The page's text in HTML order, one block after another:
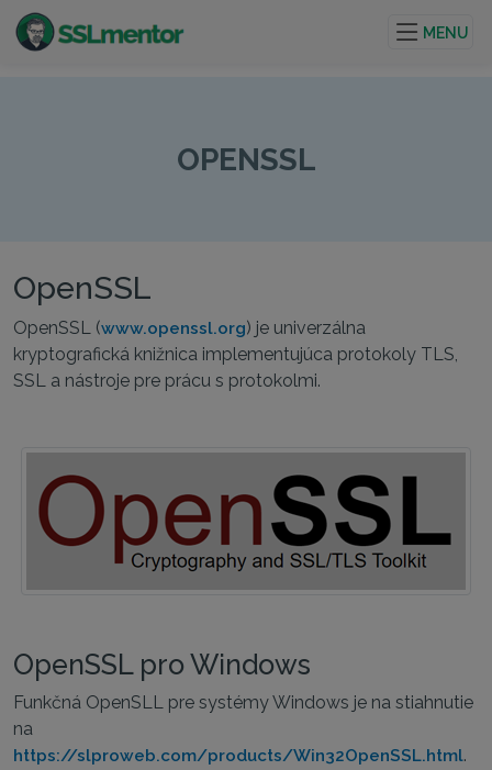
internetové projekty.
MENU
OPENSSL
OpenSSL
OpenSSL (www.openssl.org) je univerzálna
kryptografická knižnica implementujúca protokoly TLS,
SSL a nástroje pre prácu s protokolmi.
OpenSSL pro Windows
Funkčná OpenSLL pre systémy Windows je na stiahnutie
na
https://slproweb.com/products/Win32OpenSSL.html.